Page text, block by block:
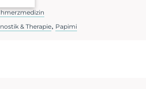
& Therapie, Papimi